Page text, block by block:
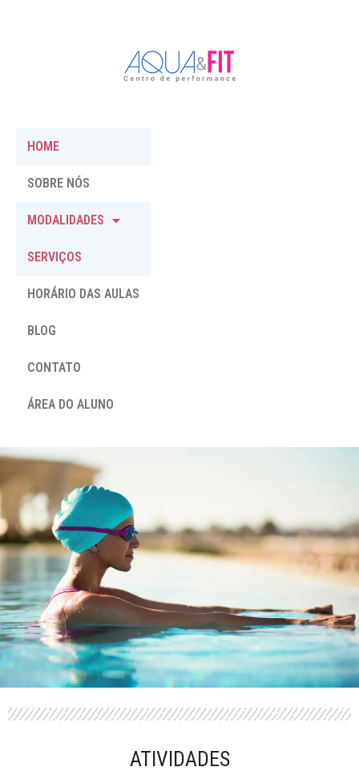
HOME
SOBRE NÓS
MODALIDADES
SERVIÇOS
HORÁRIO DAS AULAS
BLOG
CONTATO
ÁREA DO ALUNO
PERFORMANCE
ATIVIDADES